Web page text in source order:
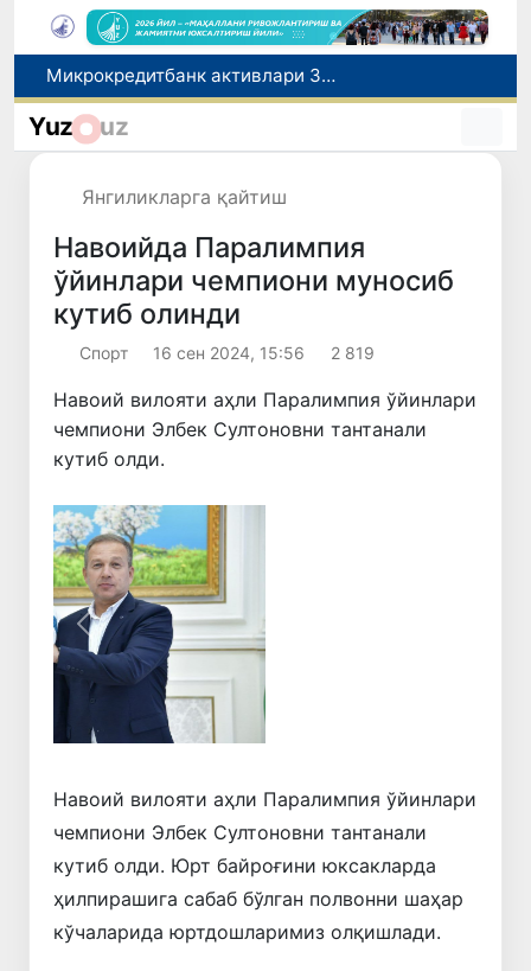
Малайзия Марказий Осиёда тиббий туризм йўналиши сифатидаги мавқеини мустаҳкамламоқда
Польшадаги элчихона кўмагида она ва бола Ватанга қайтарилди
Yuz uz
Янгиликларга қайтиш
Навоийда Паралимпия
ўйинлари чемпиони муносиб
кутиб олинди
Спорт 16 сен 2024, 15:56 2 819
Навоий вилояти аҳли Паралимпия ўйинлари
чемпиони Элбек Султоновни тантанали
кутиб олди.
Олдинги
Навоий вилояти аҳли Паралимпия ўйинлари
чемпиони Элбек Султоновни тантанали
кутиб олди. Юрт байроғини юксакларда
ҳилпирашига сабаб бўлган полвонни шаҳар
кўчаларида юртдошларимиз олқишлади.